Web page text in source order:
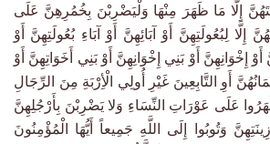
إِلَّا مَا ظَهَرَ مِنْهَا وَلْيَضْرِبْنَ بِخُمُرِهِنَّ عَلَى
إِلَّا لِبُعُولَتِهِنَّ أَوْ آبَائِهِنَّ أَوْ آبَاءِ بُعُولَتِهِنَّ أَوْ
أَوْ إِخْوَانِهِنَّ أَوْ بَنِي إِخْوَانِهِنَّ أَوْ بَنِي أَخَوَاتِهِنَّ أَوْ
أَوِ التَّابِعِينَ غَيْرِ أُولِي الْأِرْبَةِ مِنَ الرِّجَالِ
عَلَى عَوْرَاتِ النِّسَاءِ وَلا يَضْرِبْنَ بِأَرْجُلِهِنَّ
وَتُوبُوا إِلَى اللَّهِ جَمِيعاً أَيُّهَا الْمُؤْمِنُونَ